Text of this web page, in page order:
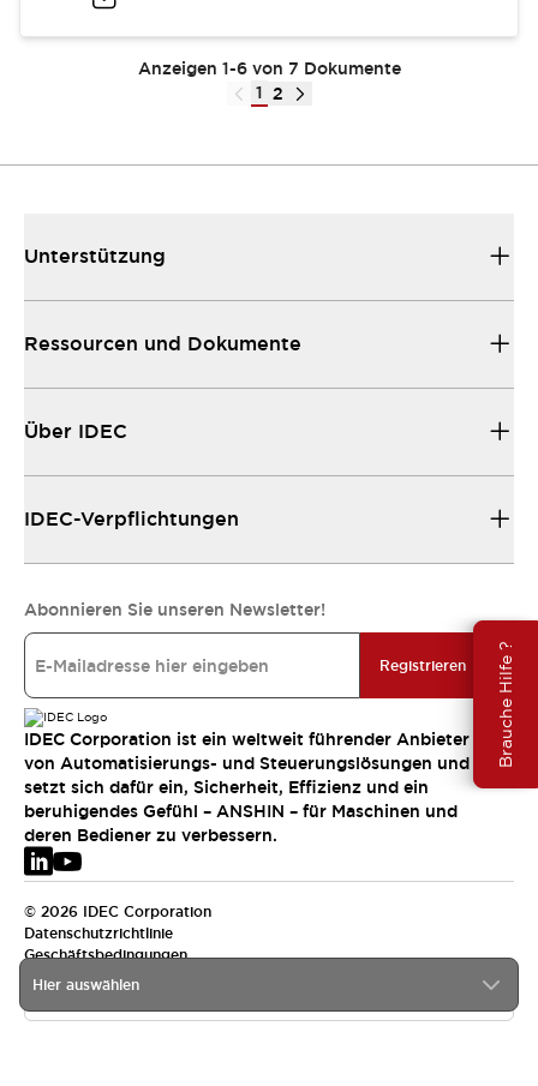
Brauche Hilfe ?
Anzeigen 1-6 von 7 Dokumente
1 2
Hier auswählen
Unterstützung
Ressourcen und Dokumente
Über IDEC
IDEC-Verpflichtungen
Abonnieren Sie unseren Newsletter!
Registrieren
IDEC Corporation ist ein weltweit führender Anbieter
von Automatisierungs- und Steuerungslösungen und
setzt sich dafür ein, Sicherheit, Effizienz und ein
beruhigendes Gefühl – ANSHIN – für Maschinen und
deren Bediener zu verbessern.
© 2026 IDEC Corporation
Datenschutzrichtlinie
Geschäftsbedingungen
EMEA